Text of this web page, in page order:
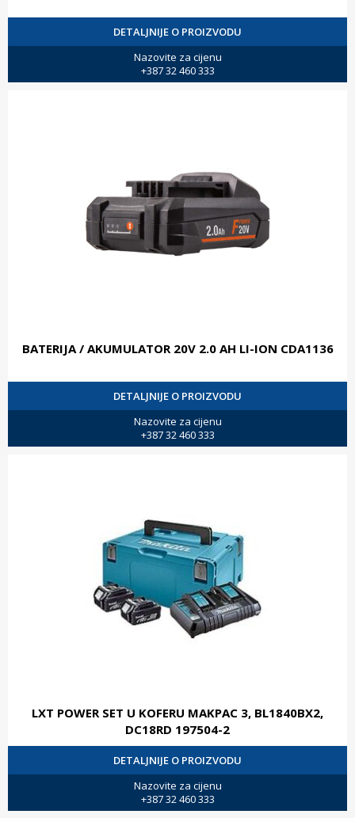
DETALJNIJE O PROIZVODU
Nazovite za cijenu
+387 32 460 333
BATERIJA / AKUMULATOR 20V 2.0 AH LI-ION CDA1136
DETALJNIJE O PROIZVODU
Nazovite za cijenu
+387 32 460 333
LXT POWER SET U KOFERU MAKPAC 3, BL1840BX2,
DC18RD 197504-2
DETALJNIJE O PROIZVODU
Nazovite za cijenu
+387 32 460 333